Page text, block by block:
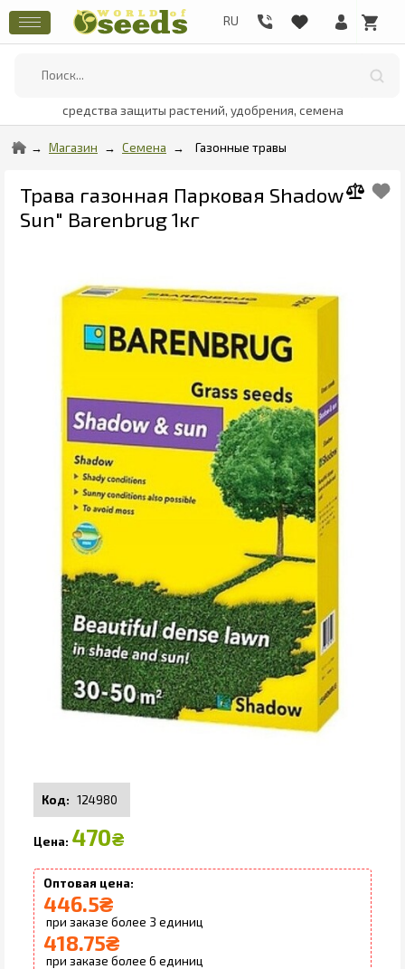
средства защиты растений, удобрения, семена
Магазин Семена Газонные травы
Трава газонная Парковая Shadow
Sun" Barenbrug 1кг
124980
470₴
446.5₴
3
418.75₴
6